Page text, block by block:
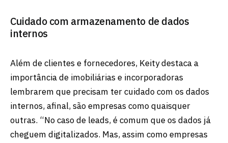
Cuidado com armazenamento de dados
internos
Além de clientes e fornecedores, Keity destaca a
importância de imobiliárias e incorporadoras
lembrarem que precisam ter cuidado com os dados
internos, afinal, são empresas como quaisquer
outras. “No caso de leads, é comum que os dados já
cheguem digitalizados. Mas, assim como empresas